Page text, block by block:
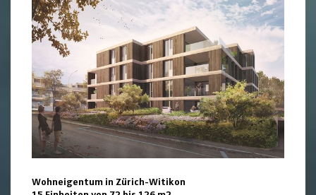
Wohneigentum in Zürich-Witikon